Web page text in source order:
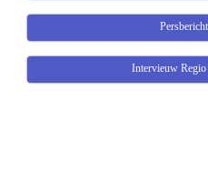
Intervieuw